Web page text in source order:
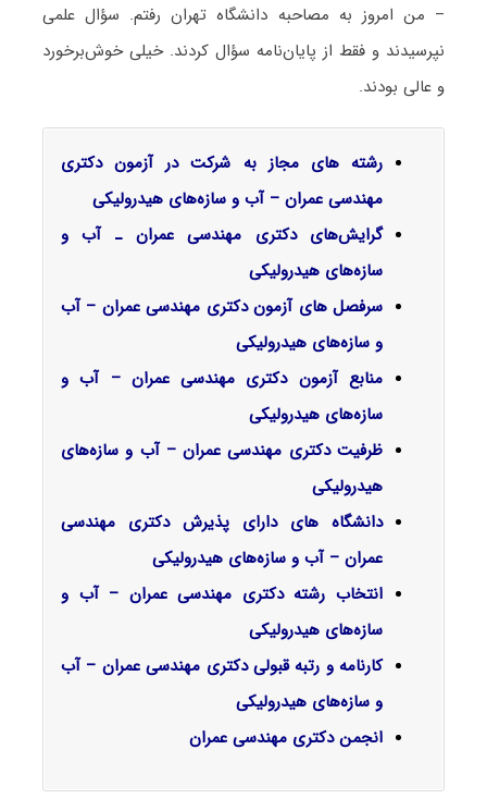
– من امروز به مصاحبه دانشگاه تهران رفتم. سؤال علمی
نپرسیدند و فقط از پایان‌نامه سؤال کردند. خیلی خوش‌برخورد
و عالی بودند.
رشته های مجاز به شرکت در آزمون دکتری
مهندسی عمران – آب و سازه‌های هیدرولیکی
گرایش‌های دکتری مهندسی ﻋﻤﺮان ـ آب و
ﺳﺎزهﻫﺎی هیدرولیکی
سرفصل‌ های آزمون دکتری مهندسی عمران – آب
و سازه‌های هیدرولیکی
منابع آزمون دکتری مهندسی عمران – آب و
سازه‌های هیدرولیکی
ظرفیت دکتری مهندسی عمران – آب و سازه‌های
هیدرولیکی
دانشگاه های دارای پذیرش دکتری مهندسی
عمران – آب و سازه‌های هیدرولیکی
انتخاب رشته دکتری مهندسی عمران – آب و
سازه‌های هیدرولیکی
کارنامه و رتبه قبولی دکتری مهندسی عمران – آب
و سازه‌های هیدرولیکی
انجمن دکتری مهندسی عمران